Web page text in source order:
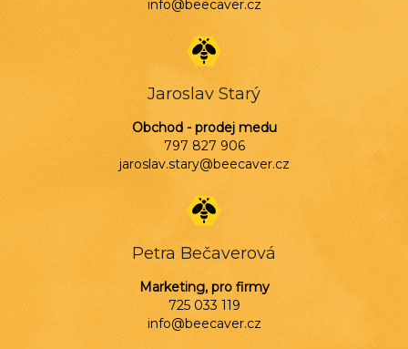
info@beecaver.cz
Jaroslav Starý
Obchod - prodej medu
797 827 906
jaroslav.stary@beecaver.cz
Petra Bečaverová
Marketing, pro firmy
725 033 119
info@beecaver.cz